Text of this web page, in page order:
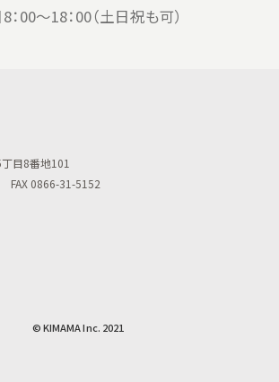
：00〜18：00（土日祝も可）
目8番地101
FAX 0866-31-5152
© KIMAMA Inc. 2021